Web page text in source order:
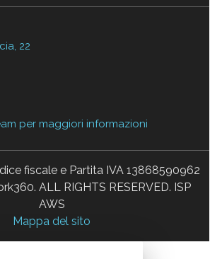
22
per maggiori informazioni
fiscale e Partita IVA 13868590962
ALL RIGHTS RESERVED. ISP
AWS
Mappa del sito